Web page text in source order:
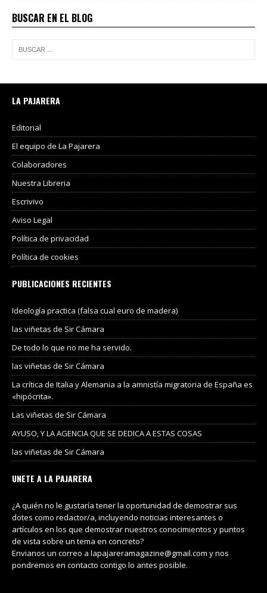
BUSCAR EN EL BLOG
LA PAJARERA
Editorial
El equipo de La Pajarera
Colaboradores
Nuestra Libreria
Escrivivo
Aviso Legal
Política de privacidad
Política de cookies
PUBLICACIONES RECIENTES
Ideología practica (falsa cual euro de madera)
las viñetas de Sir Cámara
De todo lo que no me ha servido.
las viñetas de Sir Cámara
La crítica de Italia y Alemania a la amnistía migratoria de España es
«hipócrita».
Las viñetas de Sir Cámara
AYUSO, Y LA AGENCIA QUE SE DEDICA A ESTAS COSAS
las viñetas de Sir Cámara
UNETE A LA PAJARERA
¿A quién no le gustaría tener la oportunidad de demostrar sus
dotes como redactor/a, incluyendo noticias interesantes o
artículos en los que demostrar nuestros conocimientos y puntos
de vista sobre un tema en concreto?
Envianos un correo a lapajareramagazine@gmail.com y nos
pondremos en contacto contigo lo antes posible.